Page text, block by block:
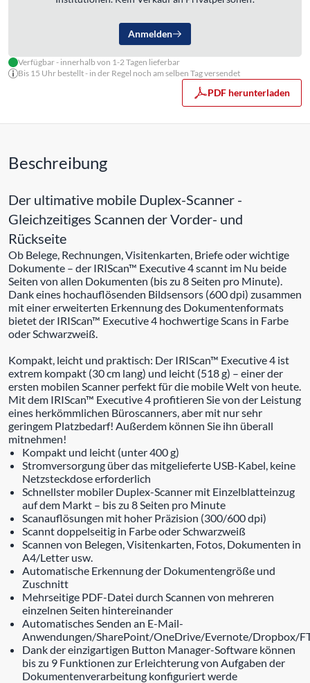
Anmelden
Verfügbar - innerhalb von 1-2 Tagen lieferbar
Bis 15 Uhr bestellt - in der Regel noch am selben Tag versendet
PDF herunterladen
Beschreibung
Der ultimative mobile Duplex-Scanner -
Gleichzeitiges Scannen der Vorder- und
Rückseite
Ob Belege, Rechnungen, Visitenkarten, Briefe oder wichtige
Dokumente – der IRIScan™ Executive 4 scannt im Nu beide
Seiten von allen Dokumenten (bis zu 8 Seiten pro Minute).
Dank eines hochauflösenden Bildsensors (600 dpi) zusammen
mit einer erweiterten Erkennung des Dokumentenformats
bietet der IRIScan™ Executive 4 hochwertige Scans in Farbe
oder Schwarzweiß.
Kompakt, leicht und praktisch: Der IRIScan™ Executive 4 ist
extrem kompakt (30 cm lang) und leicht (518 g) – einer der
ersten mobilen Scanner perfekt für die mobile Welt von heute.
Mit dem IRIScan™ Executive 4 profitieren Sie von der Leistung
eines herkömmlichen Büroscanners, aber mit nur sehr
geringem Platzbedarf! Außerdem können Sie ihn überall
mitnehmen!
Kompakt und leicht (unter 400 g)
Stromversorgung über das mitgelieferte USB-Kabel, keine
Netzsteckdose erforderlich
Schnellster mobiler Duplex-Scanner mit Einzelblatteinzug
auf dem Markt – bis zu 8 Seiten pro Minute
Scanauflösungen mit hoher Präzision (300/600 dpi)
Scannt doppelseitig in Farbe oder Schwarzweiß
Scannen von Belegen, Visitenkarten, Fotos, Dokumenten in
A4/Letter usw.
Automatische Erkennung der Dokumentengröße und
Zuschnitt
Mehrseitige PDF-Datei durch Scannen von mehreren
einzelnen Seiten hintereinander
Automatisches Senden an E-Mail-
Anwendungen/SharePoint/OneDrive/Evernote/Dropbox/
Dank der einzigartigen Button Manager-Software können
bis zu 9 Funktionen zur Erleichterung von Aufgaben der
Dokumentenverarbeitung konfiguriert werde